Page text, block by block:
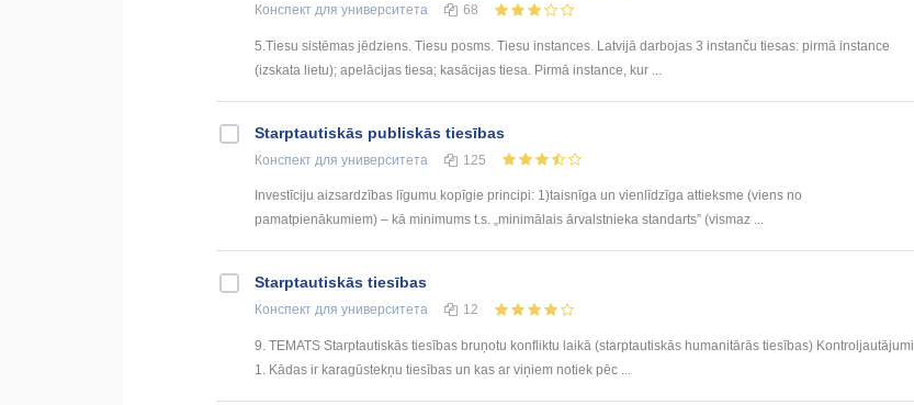
Конспект для университета 68
5.Tiesu sistēmas jēdziens. Tiesu posms. Tiesu instances. Latvijā darbojas 3 instanču tiesas: pirmā instance
(izskata lietu); apelācijas tiesa; kasācijas tiesa. Pirmā instance, kur ...
Starptautiskās publiskās tiesības
Конспект для университета 125
Investīciju aizsardzības līgumu kopīgie principi: 1)taisnīga un vienlīdzīga attieksme (viens no
pamatpienākumiem) – kā minimums t.s. „minimālais ārvalstnieka standarts” (vismaz ...
Starptautiskās tiesības
Конспект для университета 12
9. TEMATS Starptautiskās tiesības bruņotu konfliktu laikā (starptautiskās humanitārās tiesības) Kontroljautājumi
1. Kādas ir karagūstekņu tiesības un kas ar viņiem notiek pēc ...